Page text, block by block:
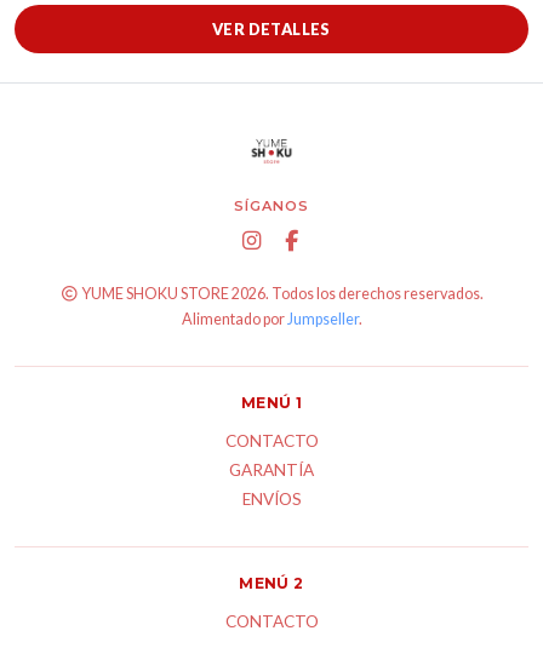
VER DETALLES
SÍGANOS
YUME SHOKU STORE 2026. Todos los derechos reservados.
Alimentado porJumpseller.
MENÚ 1
CONTACTO
GARANTÍA
ENVÍOS
MENÚ 2
CONTACTO